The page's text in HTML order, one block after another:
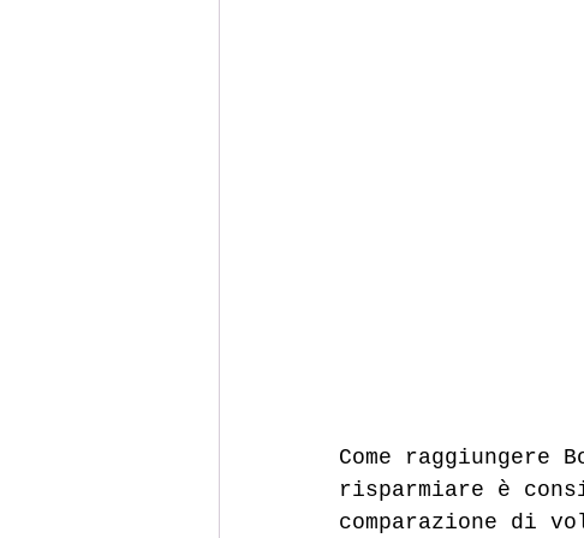
Come raggiungere
risparmiare è
comparazione di